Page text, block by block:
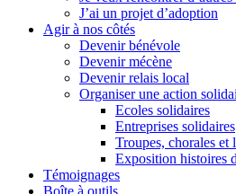
J’ai un projet d’adoption
Agir à nos côtés
Devenir bénévole
Devenir mécène
Devenir relais local
Organiser une action
Ecoles solidaires
Entreprises solidaires
Troupes, chorales et
Exposition histoires
Témoignages
Boîte à outils